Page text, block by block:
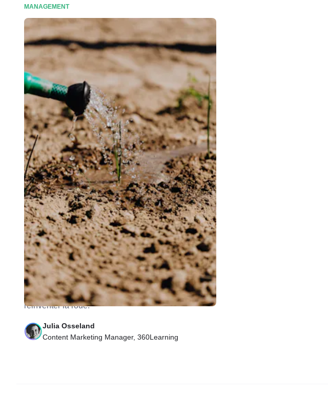
MANAGEMENT
Comment soutenir la croissance en
digitalisant la formation en entreprise ?
Voici un guide pour digitaliser la formation en
entreprise et soutenir votre croissance, sans
réinventer la roue.
Julia Osseland
Content Marketing Manager, 360Learning